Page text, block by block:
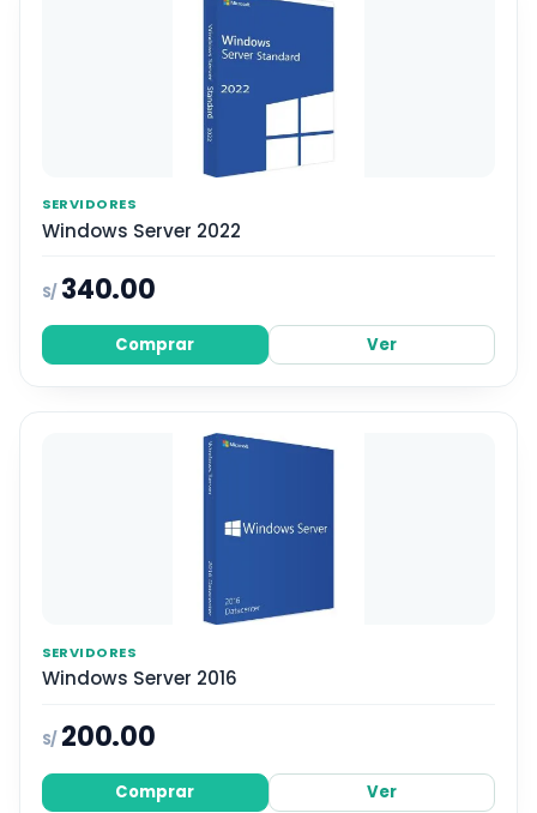
SERVIDORES
Windows Server 2022
S/ 340.00
Comprar Ver
SERVIDORES
Windows Server 2016
S/ 200.00
Comprar Ver